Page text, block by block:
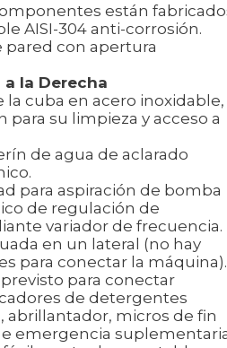
están
AISI-304 anti-corrosión.
pared con apertura
la Derecha
la cuba en acero inoxidable,
para su limpieza y acceso a
de agua de aclarado
para aspiración de bomba
de regulación de
variador de frecuencia.
en un lateral (no hay
para conectar la máquina).
para conectar
de detergentes
abrillantador, micros de fin
emergencia